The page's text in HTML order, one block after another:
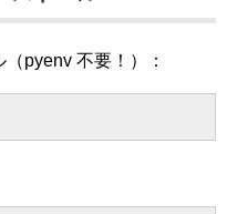
pyenv 不要！）：